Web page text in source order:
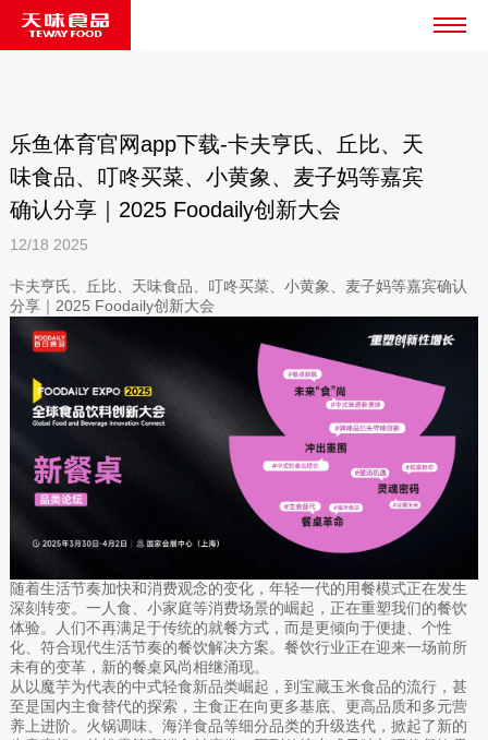
乐鱼体育官网app下载-卡夫亨氏、丘比、天
味食品、叮咚买菜、小黄象、麦子妈等嘉宾
确认分享｜2025 Foodaily创新大会
12/18 2025
卡夫亨氏、丘比、天味食品、叮咚买菜、小黄象、麦子妈等嘉宾确认
分享｜2025 Foodaily创新大会
随着生活节奏加快和消费观念的变化，年轻一代的用餐模式正在发生
深刻转变。一人食、小家庭等消费场景的崛起，正在重塑我们的餐饮
体验。人们不再满足于传统的就餐方式，而是更倾向于便捷、个性
化、符合现代生活节奏的餐饮解决方案。餐饮行业正在迎来一场前所
未有的变革，新的餐桌风尚相继涌现。
从以魔芋为代表的中式轻食新品类崛起，到宝藏玉米食品的流行，甚
至是国内主食替代的探索，主食正在向更多基底、更高品质和多元营
养上进阶。火锅调味、海洋食品等细分品类的升级迭代，掀起了新的